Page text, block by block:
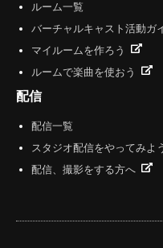
ルーム一覧
バーチャルキャスト活動ガ
マイルームを作ろう
ルームで楽曲を使おう
配信
配信一覧
スタジオ配信をやってみよ
配信、撮影をする方へ